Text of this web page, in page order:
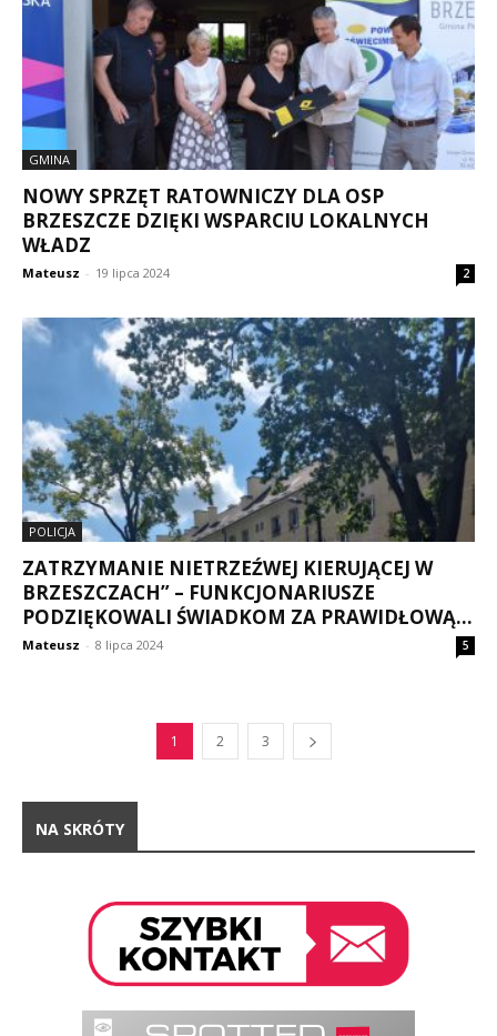
GMINA
NOWY SPRZĘT RATOWNICZY DLA OSP
BRZESZCZE DZIĘKI WSPARCIU LOKALNYCH
WŁADZ
Mateusz - 19 lipca 2024 2
POLICJA
ZATRZYMANIE NIETRZEŹWEJ KIERUJĄCEJ W
BRZESZCZACH” – FUNKCJONARIUSZE
PODZIĘKOWALI ŚWIADKOM ZA PRAWIDŁOWĄ...
Mateusz - 8 lipca 2024 5
1 2 3
NA SKRÓTY